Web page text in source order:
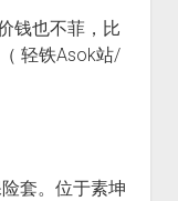
钱也不菲，比
轻铁Asok站/
套。位于素坤